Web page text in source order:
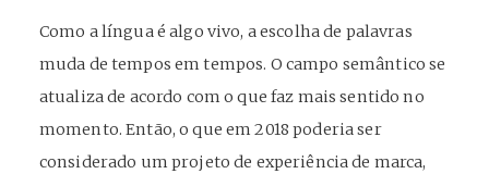
Como a língua é algo vivo, a escolha de palavras
muda de tempos em tempos. O campo semântico se
atualiza de acordo com o que faz mais sentido no
momento. Então, o que em 2018 poderia ser
considerado um projeto de experiência de marca,